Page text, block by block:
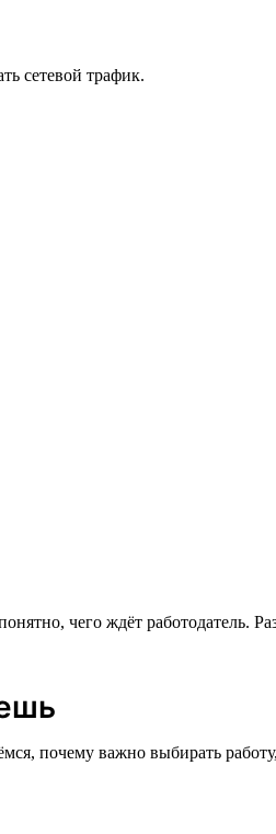
сетевой трафик.
чего ждёт работодатель.
почему важно выбирать